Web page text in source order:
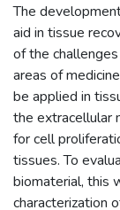
The
aid in tissue
of the
areas of
be applied in
the extracellular
for cell
tissues. To
biomaterial, this
characterization